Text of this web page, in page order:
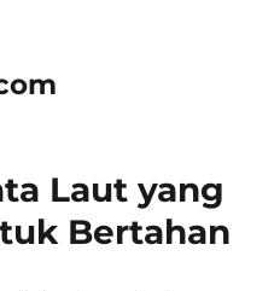
Laut yang
Bertahan